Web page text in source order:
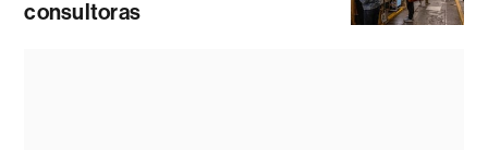
consultoras